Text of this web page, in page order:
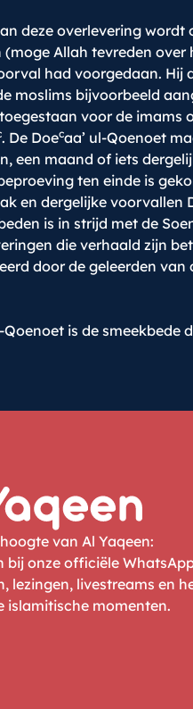
deze overlevering
(moge Allah tevreden
had voorgedaan. Hij
moslims bijvoorbeeld
voor de imams
. De Doecaa’ ul-Qoenoet
een maand of iets
ten einde is
en dergelijke voorvallen
is in strijd met de
die verhaald zijn
door de geleerden van
Qoenoet is de
van Al Yaqeen:
bij onze officiële
lezingen, livestreams en
islamitische momenten.